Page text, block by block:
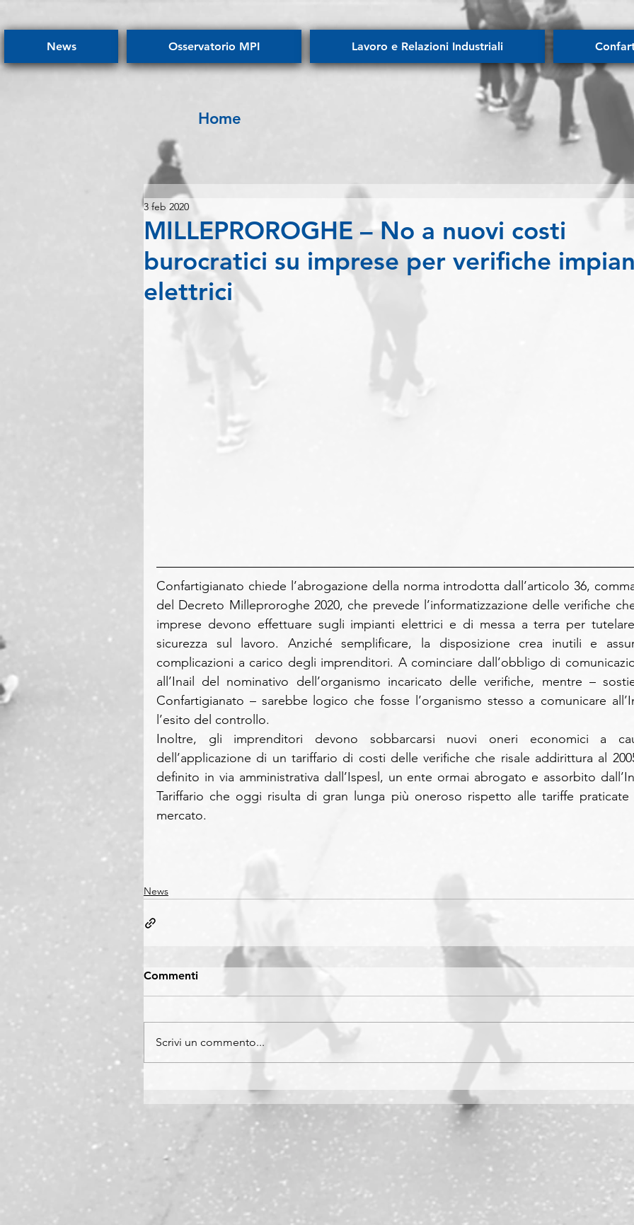
News Osservatorio MPI Lavoro e Relazioni Industriali
Home
MILLEPROROGHE – No a nuovi costi
burocratici su imprese per verifiche
elettrici
3 feb 2020
Confartigianato chiede l’abrogazione della norma introdotta dall’articolo 36,
del Decreto Milleproroghe 2020, che prevede l’informatizzazione delle verifiche
imprese devono effettuare sugli impianti elettrici e di messa a terra per
sicurezza sul lavoro. Anziché semplificare, la disposizione crea inutili e
complicazioni a carico degli imprenditori. A cominciare dall’obbligo di
all’Inail del nominativo dell’organismo incaricato delle verifiche, mentre –
Confartigianato – sarebbe logico che fosse l’organismo stesso a comunicare
l’esito del controllo.
Inoltre, gli imprenditori devono sobbarcarsi nuovi oneri economici a
dell’applicazione di un tariffario di costi delle verifiche che risale addirittura al
definito in via amministrativa dall’Ispesl, un ente ormai abrogato e assorbito
Tariffario che oggi risulta di gran lunga più oneroso rispetto alle tariffe praticate
mercato.
News
Commenti
Scrivi un commento...